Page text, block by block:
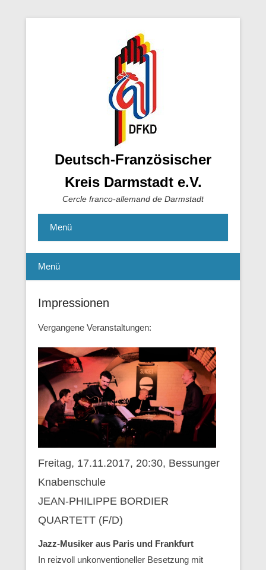
Deutsch-Französischer
Kreis Darmstadt e.V.
Cercle franco-allemand de Darmstadt
Menü
Menü
Impressionen
Vergangene Veranstaltungen:
Freitag, 17.11.2017, 20:30, Bessunger
Knabenschule
JEAN-PHILIPPE BORDIER
QUARTETT (F/D)
Jazz-Musiker aus Paris und Frankfurt
In reizvoll unkonventioneller Besetzung mit